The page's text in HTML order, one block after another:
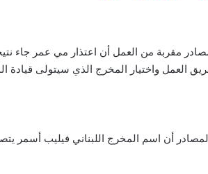
مقربة من العمل أن اعتذار مي عمر جاء
العمل واختيار المخرج الذي سيتولى قيادة
أن اسم المخرج اللبناني فيليب أسمر